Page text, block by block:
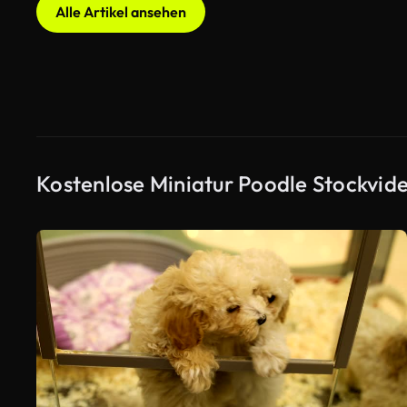
Alle Artikel ansehen
Kostenlose Miniatur Poodle